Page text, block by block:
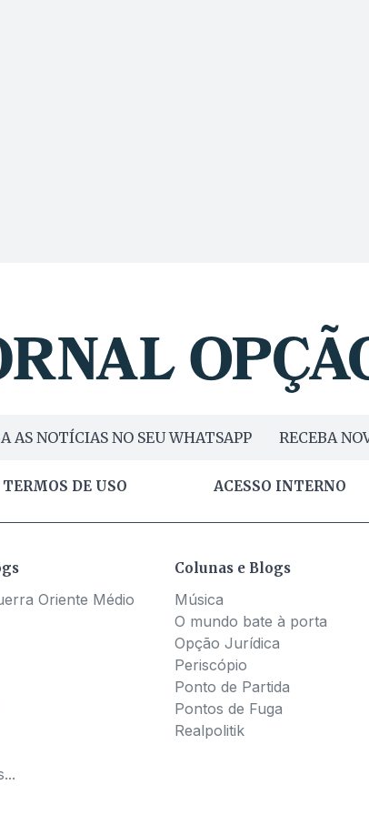
AS NOTÍCIAS NO SEU WHATSAPP RECEBA
TERMOS DE USO ACESSO INTERNO
Oriente Médio
Colunas e Blogs
Música
O mundo bate à porta
Opção Jurídica
Periscópio
Ponto de Partida
Pontos de Fuga
Realpolitik